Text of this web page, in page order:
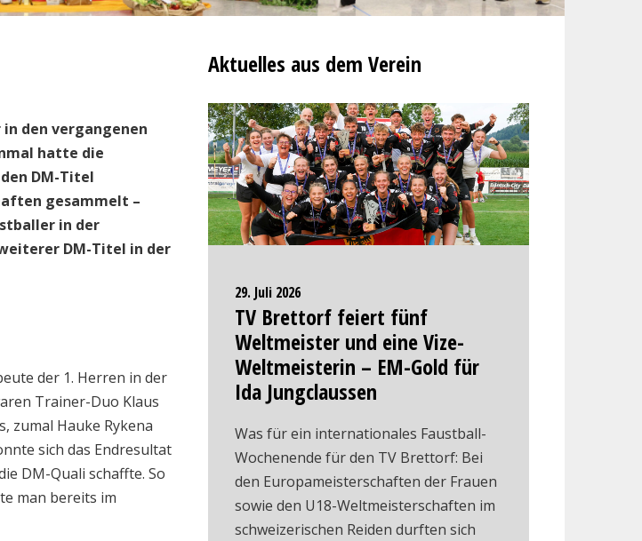
den vergangenen
hatte die
DM-Titel
gesammelt –
in der
DM-Titel in der
der 1. Herren in der
Trainer-Duo Klaus
zumal Hauke Rykena
sich das Endresultat
DM-Quali schaffte. So
man bereits im
Aktuelles aus dem Verein
29. Juli 2026
TV Brettorf feiert fünf
Weltmeister und eine Vize-
Weltmeisterin – EM-Gold für
Ida Jungclaussen
Was für ein internationales Faustball-
Wochenende für den TV Brettorf: Bei
den Europameisterschaften der Frauen
sowie den U18-Weltmeisterschaften im
schweizerischen Reiden durften sich